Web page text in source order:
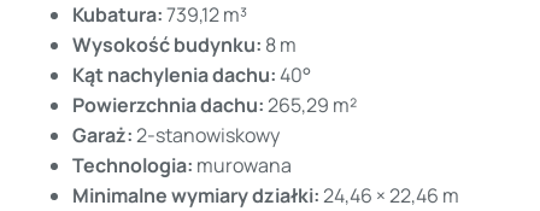
Kubatura:739,12 m³
Wysokość budynku: 8 m
Kąt nachylenia dachu:40°
Powierzchnia dachu:265,29 m²
Garaż:2-stanowiskowy
Technologia: murowana
Minimalne wymiary działki:24,46 × 22,46 m